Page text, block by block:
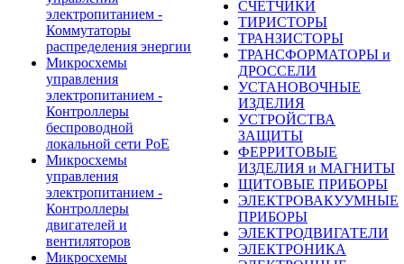
электропитанием -
Коммутаторы
распределения энергии
Микросхемы
управления
электропитанием -
Контроллеры
беспроводной
локальной сети PoE
Микросхемы
управления
электропитанием -
Контроллеры
двигателей и
вентиляторов
Микросхемы
СЧЕТЧИКИ
ТИРИСТОРЫ
ТРАНЗИСТОРЫ
ТРАНСФОРМАТОРЫ и
ДРОССЕЛИ
УСТАНОВОЧНЫЕ
ИЗДЕЛИЯ
УСТРОЙСТВА
ЗАЩИТЫ
ФЕРРИТОВЫЕ
ИЗДЕЛИЯ и МАГНИТЫ
ЩИТОВЫЕ ПРИБОРЫ
ЭЛЕКТРОВАКУУМНЫЕ
ПРИБОРЫ
ЭЛЕКТРОДВИГАТЕЛИ
ЭЛЕКТРОНИКА